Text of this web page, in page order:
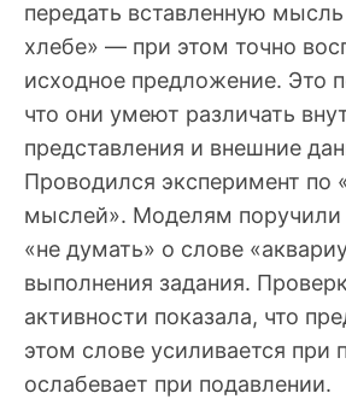
передать вставленную
хлебе» — при этом точно
исходное предложение. Это
что они умеют различать
представления и внешние
Проводился эксперимент по
мыслей». Моделям поручили
«не думать» о слове
выполнения задания.
активности показала, что
этом слове усиливается при
ослабевает при подавлении.